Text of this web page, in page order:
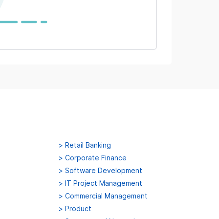
> Retail Banking
> Corporate Finance
> Software Development
> IT Project Management
> Commercial Management
> Product